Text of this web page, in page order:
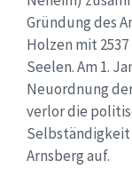
Gründung des
Holzen mit
Seelen. Am 1.
Neuordnung
verlor die
Arnsberg auf.